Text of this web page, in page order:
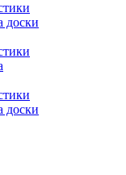
доски
доски